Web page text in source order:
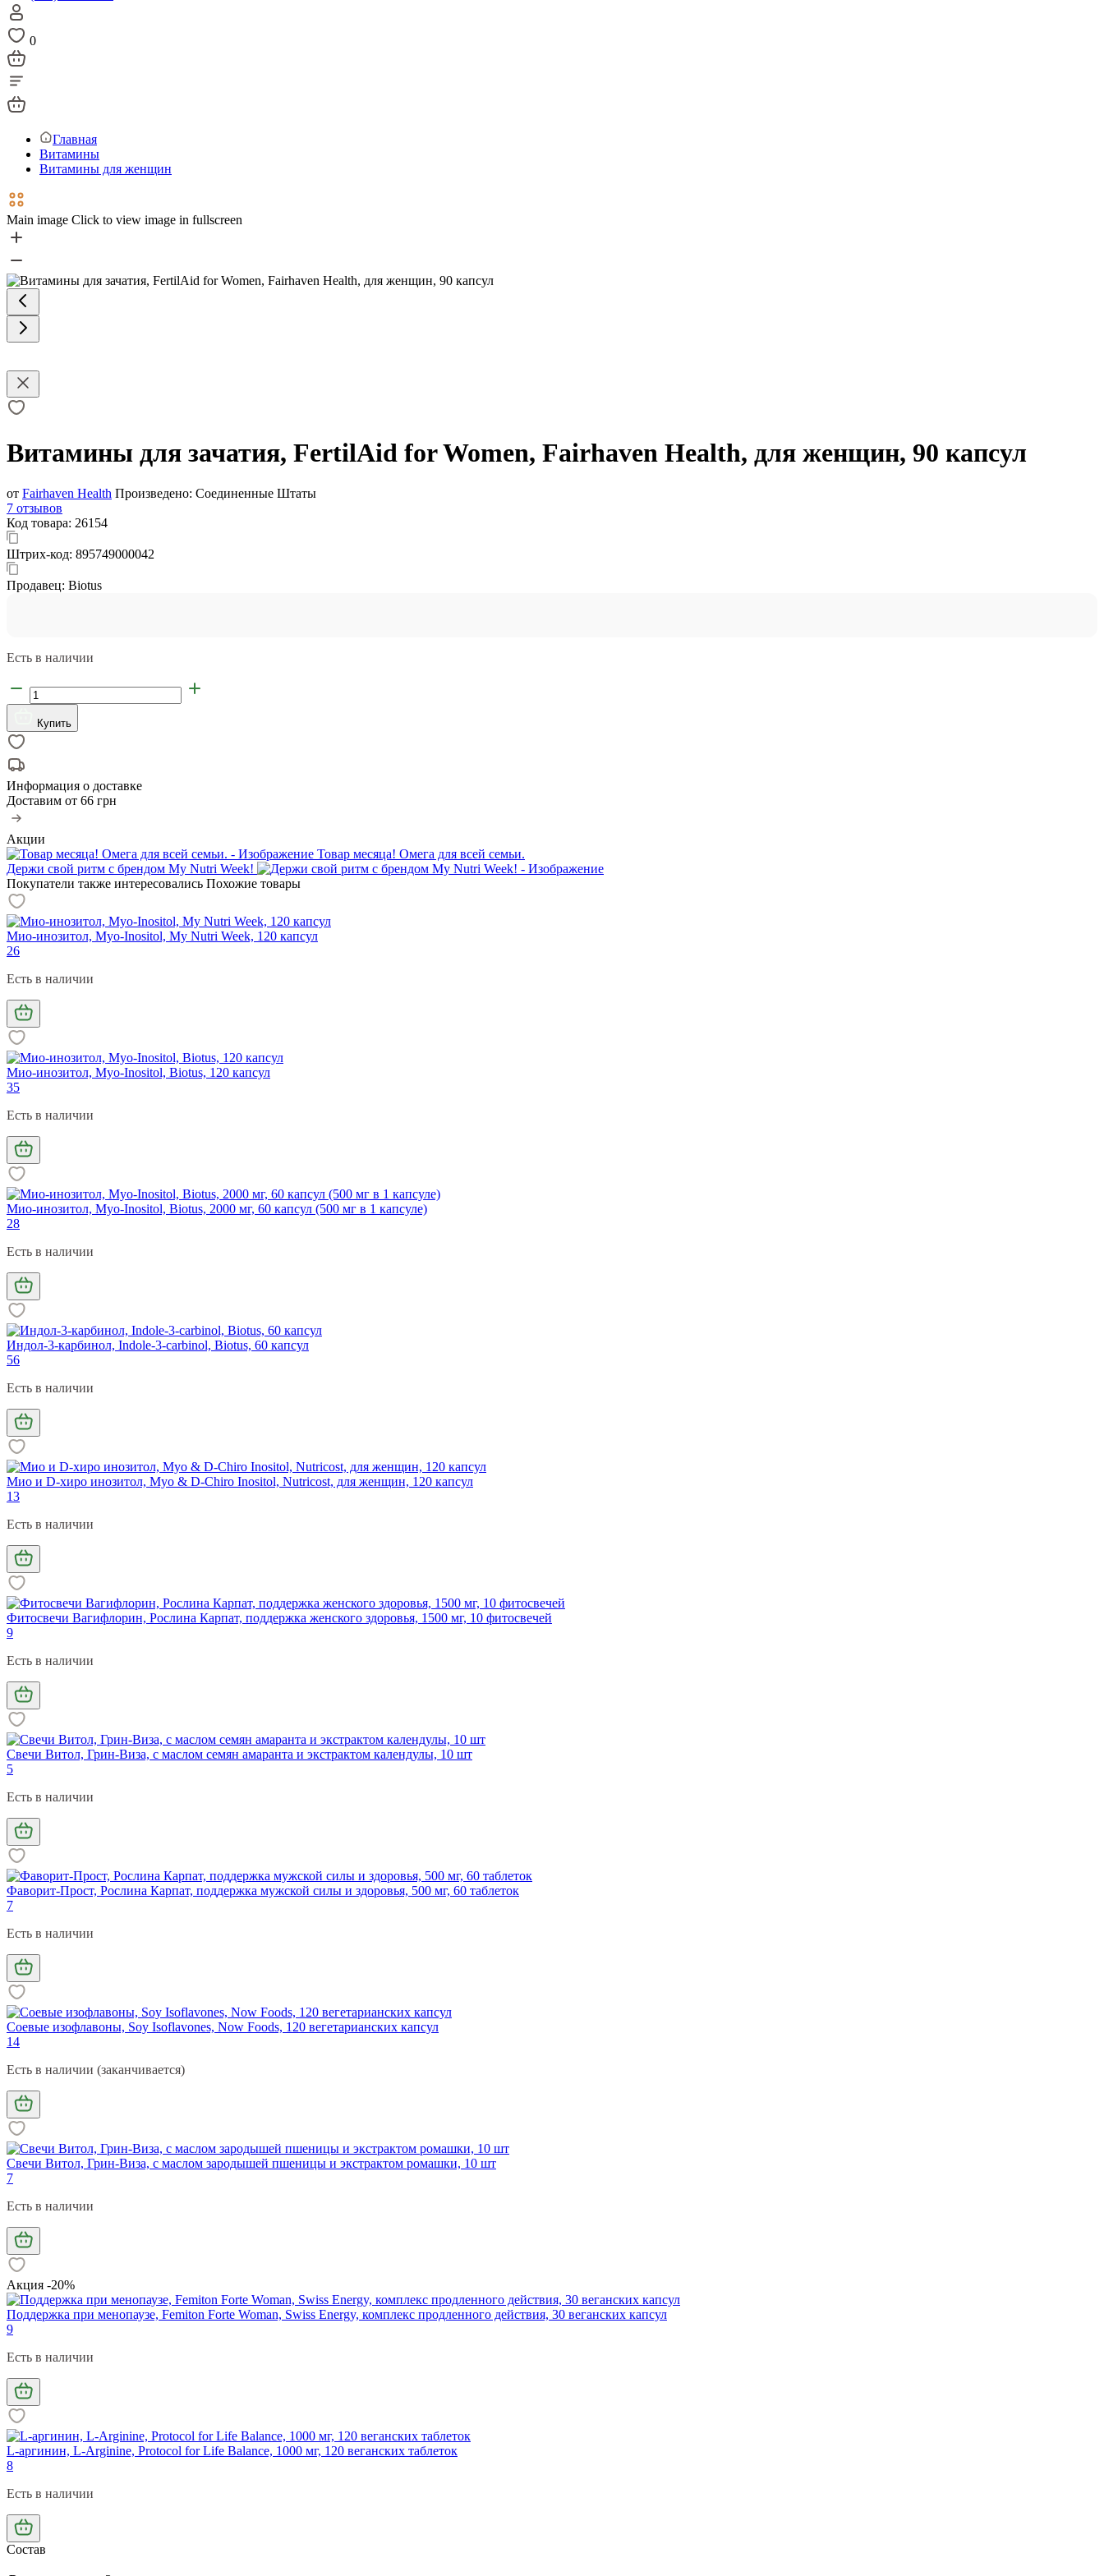
0
Главная
Витамины
Витамины для женщин
Main image Click to view image in fullscreen
Витамины для зачатия, FertilAid for Women, Fairhaven Health, для женщин, 90 капсул
от Fairhaven Health Произведено: Соединенные Штаты
7 отзывов
Код товара: 26154
Штрих-код: 895749000042
Продавец: Biotus
Есть в наличии
Купить
Информация о доставке
Доставим от 66 грн
Акции
Товар месяца! Омега для всей семьи.
Держи свой ритм с брендом My Nutri Week!
Покупатели также интересовались Похожие товары
Мио-инозитол, Myo-Inositol, My Nutri Week, 120 капсул
26
Есть в наличии
Мио-инозитол, Myo-Inositol, Biotus, 120 капсул
35
Есть в наличии
Мио-инозитол, Myo-Inositol, Biotus, 2000 мг, 60 капсул (500 мг в 1 капсуле)
28
Есть в наличии
Индол-3-карбинол, Indole-3-carbinol, Biotus, 60 капсул
56
Есть в наличии
Мио и D-хиро инозитол, Myo & D-Chiro Inositol, Nutricost, для женщин, 120 капсул
13
Есть в наличии
Фитосвечи Вагифлорин, Рослина Карпат, поддержка женского здоровья, 1500 мг, 10 фитосвечей
9
Есть в наличии
Свечи Витол, Грин-Виза, с маслом семян амаранта и экстрактом календулы, 10 шт
5
Есть в наличии
Фаворит-Прост, Рослина Карпат, поддержка мужской силы и здоровья, 500 мг, 60 таблеток
7
Есть в наличии
Соевые изофлавоны, Soy Isoflavones, Now Foods, 120 вегетарианских капсул
14
Есть в наличии (заканчивается)
Свечи Витол, Грин-Виза, с маслом зародышей пшеницы и экстрактом ромашки, 10 шт
7
Есть в наличии
Акция -20%
Поддержка при менопаузе, Femiton Forte Woman, Swiss Energy, комплекс продленного действия, 30 веганских капсул
9
Есть в наличии
L-аргинин, L-Arginine, Protocol for Life Balance, 1000 мг, 120 веганских таблеток
8
Есть в наличии
Состав